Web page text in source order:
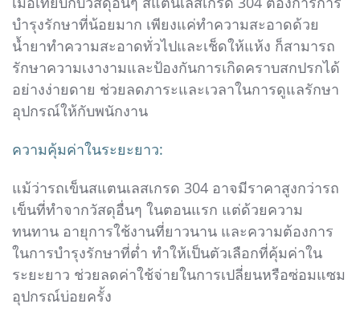
บำรุงรักษาที่น้อยมาก เพียงแค่ทำความสะอาดด้วย
น้ำยาทำความสะอาดทั่วไปและเช็ดให้แห้ง ก็สามารถ
รักษาความเงางามและป้องกันการเกิดคราบสกปรกได้
อย่างง่ายดาย ช่วยลดภาระและเวลาในการดูแลรักษา
อุปกรณ์ให้กับพนักงาน
ความคุ้มค่าในระยะยาว:
แม้ว่ารถเข็นสแตนเลสเกรด 304 อาจมีราคาสูงกว่ารถ
เข็นที่ทำจากวัสดุอื่นๆ ในตอนแรก แต่ด้วยความ
ทนทาน อายุการใช้งานที่ยาวนาน และความต้องการ
ในการบำรุงรักษาที่ต่ำ ทำให้เป็นตัวเลือกที่คุ้มค่าใน
ระยะยาว ช่วยลดค่าใช้จ่ายในการเปลี่ยนหรือซ่อมแซม
อุปกรณ์บ่อยครั้ง